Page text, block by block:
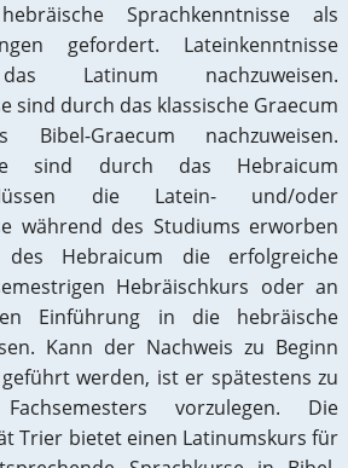
Sprachkenntnisse als
gefordert. Lateinkenntnisse
Latinum nachzuweisen.
sind durch das klassische Graecum
Graecum nachzuweisen.
sind durch das Hebraicum
die Latein- und/oder
während des Studiums erworben
Hebraicum die erfolgreiche
Hebräischkurs oder an
Einführung in die hebräische
Kann der Nachweis zu Beginn
werden, ist er spätestens zu
vorzulegen. Die
Trier bietet einen Latinumskurs für